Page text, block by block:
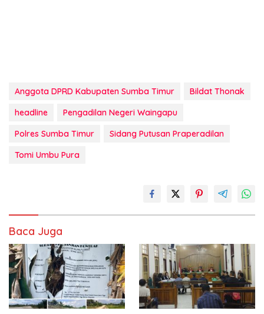
Anggota DPRD Kabupaten Sumba Timur
Bildat Thonak
headline
Pengadilan Negeri Waingapu
Polres Sumba Timur
Sidang Putusan Praperadilan
Tomi Umbu Pura
Baca Juga